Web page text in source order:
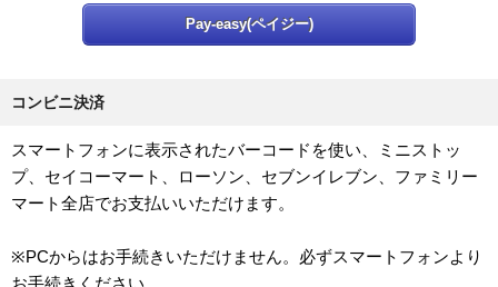
Pay-easy(ペイジー)
コンビニ決済
スマートフォンに表示されたバーコードを使い、ミニストッ
プ、セイコーマート、ローソン、セブンイレブン、ファミリー
マート全店でお支払いいただけます。
※PCからはお手続きいただけません。必ずスマートフォンより
お手続きください。